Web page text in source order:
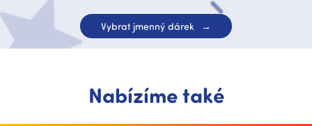
Vybrat jmenný dárek
Nabízíme také